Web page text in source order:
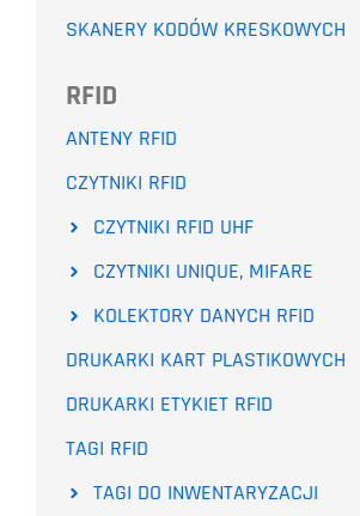
SKANERY KODÓW KRESKOWYCH
RFID
ANTENY RFID
CZYTNIKI RFID
CZYTNIKI RFID UHF
CZYTNIKI UNIQUE, MIFARE
KOLEKTORY DANYCH RFID
DRUKARKI KART PLASTIKOWYCH
DRUKARKI ETYKIET RFID
TAGI RFID
TAGI DO INWENTARYZACJI